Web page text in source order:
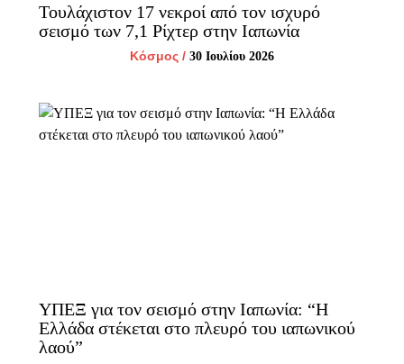
Τουλάχιστον 17 νεκροί από τον ισχυρό
σεισμό των 7,1 Ρίχτερ στην Ιαπωνία
Κόσμος / 30 Ιουλίου 2026
ΥΠΕΞ για τον σεισμό στην Ιαπωνία: “Η
Ελλάδα στέκεται στο πλευρό του ιαπωνικού
λαού”